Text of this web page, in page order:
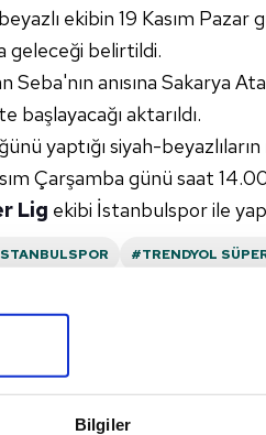
Bilgiler
ekibin 19 Kasım Pazar
geleceği belirtildi.
Seba'nın anısına Sakarya
aktarıldı.
yaptığı siyah-
Çarşamba günü saat
Lig ekibi İstanbulspor ile
#TRENDYOL